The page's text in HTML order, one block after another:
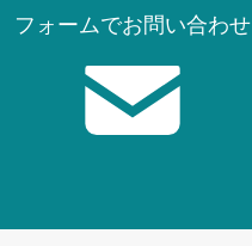
フォームでお問い合わせ